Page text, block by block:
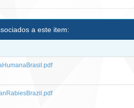
a este item: